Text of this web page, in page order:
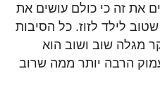
את זה כי כולם עושים את
לילד לזוז. כל הסיבות
מגלה שוב ושוב הוא
הרבה יותר ממה שרוב